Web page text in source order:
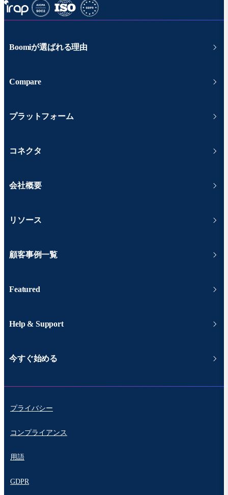
Boomiが選ばれる理由
Compare
プラットフォーム
コネクタ
会社概要
リソース
顧客事例一覧
Featured
Help & Support
今すぐ始める
プライバシー
コンプライアンス
用語
GDPR